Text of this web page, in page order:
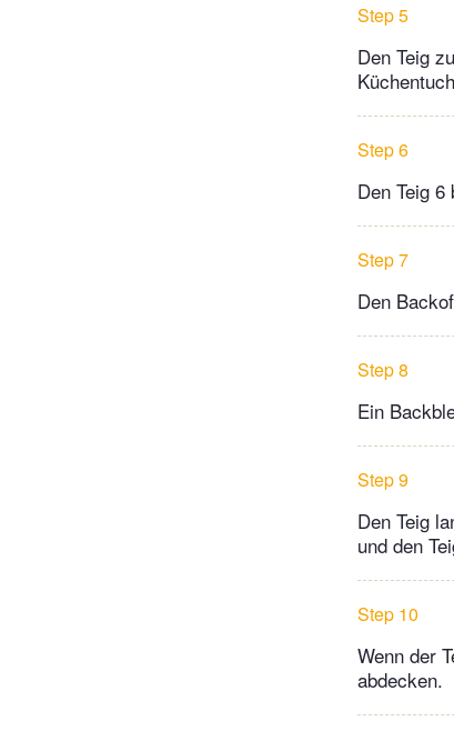
Step 5
Den Teig
Step 6
Den Teig
Step 7
Den
Step 8
Ein
Step 9
Den Teig
und den
Step 10
Wenn der
abdecken.